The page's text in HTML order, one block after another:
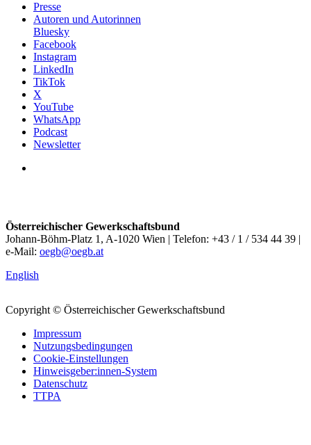
Presse
Autoren und Autorinnen
Bluesky
Facebook
Instagram
LinkedIn
TikTok
X
YouTube
WhatsApp
Podcast
Newsletter
Österreichischer Gewerkschaftsbund
Johann-Böhm-Platz 1, A-1020 Wien | Telefon: +43 / 1 / 534 44 39 |
e-Mail: oegb@oegb.at
English
Copyright © Österreichischer Gewerkschaftsbund
Impressum
Nutzungsbedingungen
Cookie-Einstellungen
Hinweisgeber:innen-System
Datenschutz
TTPA